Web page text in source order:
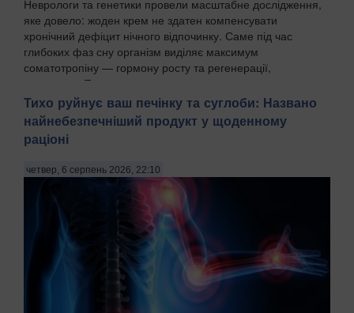
Неврологи та генетики провели масштабне дослідження,
яке довело: жоден крем не здатен компенсувати
хронічний дефіцит нічного відпочинку. Саме під час
глибоких фаз сну організм виділяє максимум
соматотропіну — гормону росту та регенерації,
передають Пат...
Тихо руйнує ваш печінку та суглоби: Названо
найнебезпечніший продукт у щоденному
раціоні
четвер, 6 серпень 2026, 22:10